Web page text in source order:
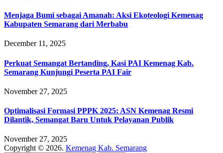
Menjaga Bumi sebagai Amanah: Aksi Ekoteologi Kemenag
Kabupaten Semarang dari Merbabu
December 11, 2025
Perkuat Semangat Bertanding, Kasi PAI Kemenag Kab.
Semarang Kunjungi Peserta PAI Fair
November 27, 2025
Optimalisasi Formasi PPPK 2025: ASN Kemenag Resmi
Dilantik, Semangat Baru Untuk Pelayanan Publik
November 27, 2025
Copyright © 2026. Kemenag Kab. Semarang